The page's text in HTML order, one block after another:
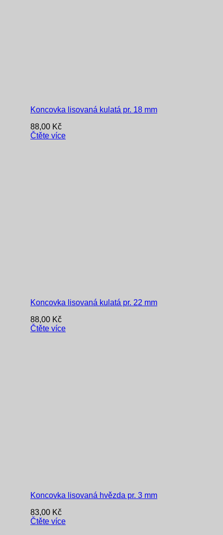
Koncovka lisovaná kulatá pr. 18 mm
88,00 Kč
Čtěte více
Koncovka lisovaná kulatá pr. 22 mm
88,00 Kč
Čtěte více
Koncovka lisovaná hvězda pr. 3 mm
83,00 Kč
Čtěte více